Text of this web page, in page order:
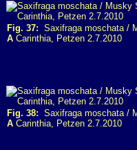
Fig. 37: Saxifraga moschata /
A Carinthia, Petzen 2.7.2010
Fig. 38: Saxifraga moschata /
A Carinthia, Petzen 2.7.2010